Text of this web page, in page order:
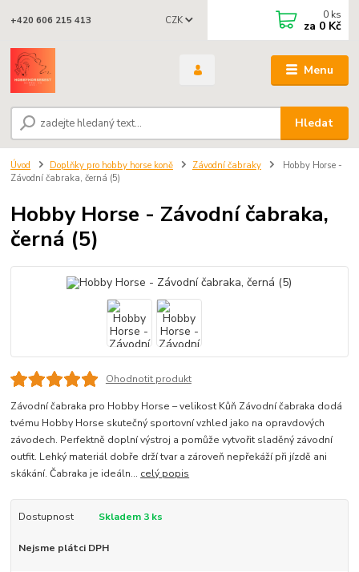
Menu
CZK
Hledat
+420 606 215 413 0 ks
za 0 Kč
Úvod Doplňky pro hobby horse koně Závodní čabraky
Hobby Horse -
Závodní čabraka, černá (5)
Hobby Horse - Závodní čabraka,
černá (5)
Ohodnotit produkt
Závodní čabraka pro Hobby Horse – velikost Kůň Závodní čabraka dodá
tvému Hobby Horse skutečný sportovní vzhled jako na opravdových
závodech. Perfektně doplní výstroj a pomůže vytvořit sladěný závodní
outfit. Lehký materiál dobře drží tvar a zároveň nepřekáží při jízdě ani
skákání. Čabraka je ideáln... celý popis
Dostupnost Skladem 3 ks
Nejsme plátci DPH